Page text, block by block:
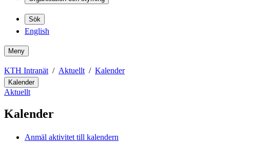
Sök
English
Meny
KTH Intranät Aktuellt Kalender
Kalender
Aktuellt
Kalender
Anmäl aktivitet till kalendern